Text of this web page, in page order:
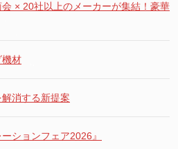
会 × 20社以上のメーカーが集結！豪華
材
消する新提案
ションフェア2026』